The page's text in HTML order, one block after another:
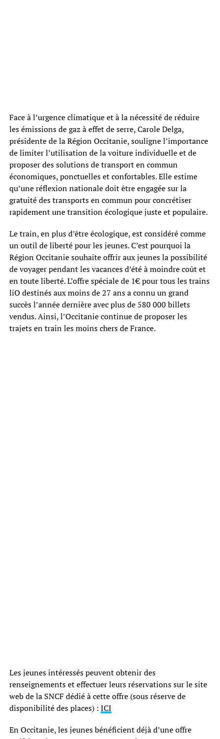
Face à l’urgence climatique et à la nécessité de réduire
les émissions de gaz à effet de serre, Carole Delga,
présidente de la Région Occitanie, souligne l’importance
de limiter l’utilisation de la voiture individuelle et de
proposer des solutions de transport en commun
économiques, ponctuelles et confortables. Elle estime
qu’une réflexion nationale doit être engagée sur la
gratuité des transports en commun pour concrétiser
rapidement une transition écologique juste et populaire.
Le train, en plus d’être écologique, est considéré comme
un outil de liberté pour les jeunes. C’est pourquoi la
Région Occitanie souhaite offrir aux jeunes la possibilité
de voyager pendant les vacances d’été à moindre coût et
en toute liberté. L’offre spéciale de 1€ pour tous les trains
liO destinés aux moins de 27 ans a connu un grand
succès l’année dernière avec plus de 580 000 billets
vendus. Ainsi, l’Occitanie continue de proposer les
trajets en train les moins chers de France.
Les jeunes intéressés peuvent obtenir des
renseignements et effectuer leurs réservations sur le site
web de la SNCF dédié à cette offre (sous réserve de
disponibilité des places) : ICI
En Occitanie, les jeunes bénéficient déjà d’une offre